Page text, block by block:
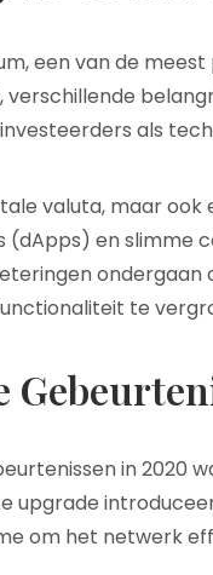
een van de
als
valuta, maar
en slimme
ondergaan
te
in 2020
upgrade
om het netwerk